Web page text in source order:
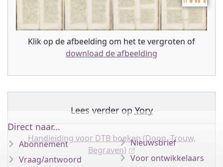
Klik op de afbeelding om het te vergroten of
download de afbeelding
Lees verder op Yory
Handleiding voor DTB boeken (Doop, Trouw,
Begraven)
Direct naar...
Abonnement
Vraag/antwoord
Nieuwsbrief
Voor ontwikkelaars